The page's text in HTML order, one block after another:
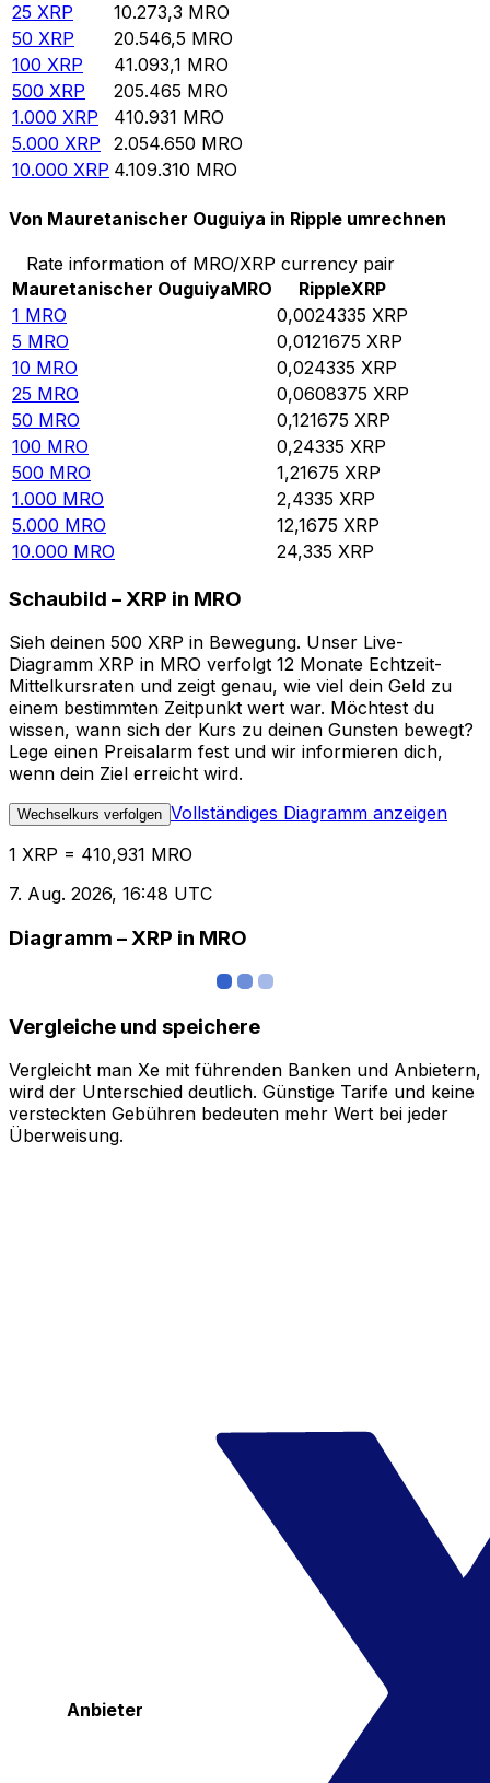
25 XRP 10.273,3 MRO
50 XRP 20.546,5 MRO
100 XRP 41.093,1 MRO
500 XRP 205.465 MRO
1.000 XRP 410.931 MRO
5.000 XRP 2.054.650 MRO
10.000 XRP 4.109.310 MRO
Von Mauretanischer Ouguiya in Ripple umrechnen
Rate information of MRO/XRP currency pair
Mauretanischer OuguiyaMRO RippleXRP
1 MRO 0,0024335 XRP
5 MRO 0,0121675 XRP
10 MRO 0,024335 XRP
25 MRO 0,0608375 XRP
50 MRO 0,121675 XRP
100 MRO 0,24335 XRP
500 MRO 1,21675 XRP
1.000 MRO 2,4335 XRP
5.000 MRO 12,1675 XRP
10.000 MRO 24,335 XRP
Schaubild – XRP in MRO
Sieh deinen 500 XRP in Bewegung. Unser Live-
Diagramm XRP in MRO verfolgt 12 Monate Echtzeit-
Mittelkursraten und zeigt genau, wie viel dein Geld zu
einem bestimmten Zeitpunkt wert war. Möchtest du
wissen, wann sich der Kurs zu deinen Gunsten bewegt?
Lege einen Preisalarm fest und wir informieren dich,
wenn dein Ziel erreicht wird.
Wechselkurs verfolgen Vollständiges Diagramm anzeigen
1 XRP = 410,931 MRO
7. Aug. 2026, 16:48 UTC
Diagramm – XRP in MRO
Vergleiche und speichere
Vergleicht man Xe mit führenden Banken und Anbietern,
wird der Unterschied deutlich. Günstige Tarife und keine
versteckten Gebühren bedeuten mehr Wert bei jeder
Überweisung.
Anbieter